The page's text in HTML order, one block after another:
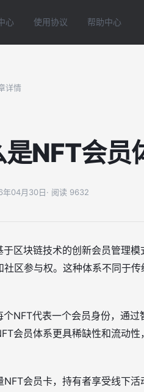
心 使用协议 帮助中心
详情
NFT会员
年04月30日· 阅读 9632
区块链技术的创新会员管理模
社区参与权。这种体系不同于
NFT代表一个会员身份，通
会员体系更具稀缺性和流动
会员卡，持有者享受线下